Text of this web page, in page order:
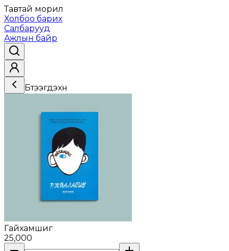
Тавтай морил
Холбоо барих
Салбарууд
Ажлын байр
Бүтээгдэхүүн
Гайхамшиг
25,000